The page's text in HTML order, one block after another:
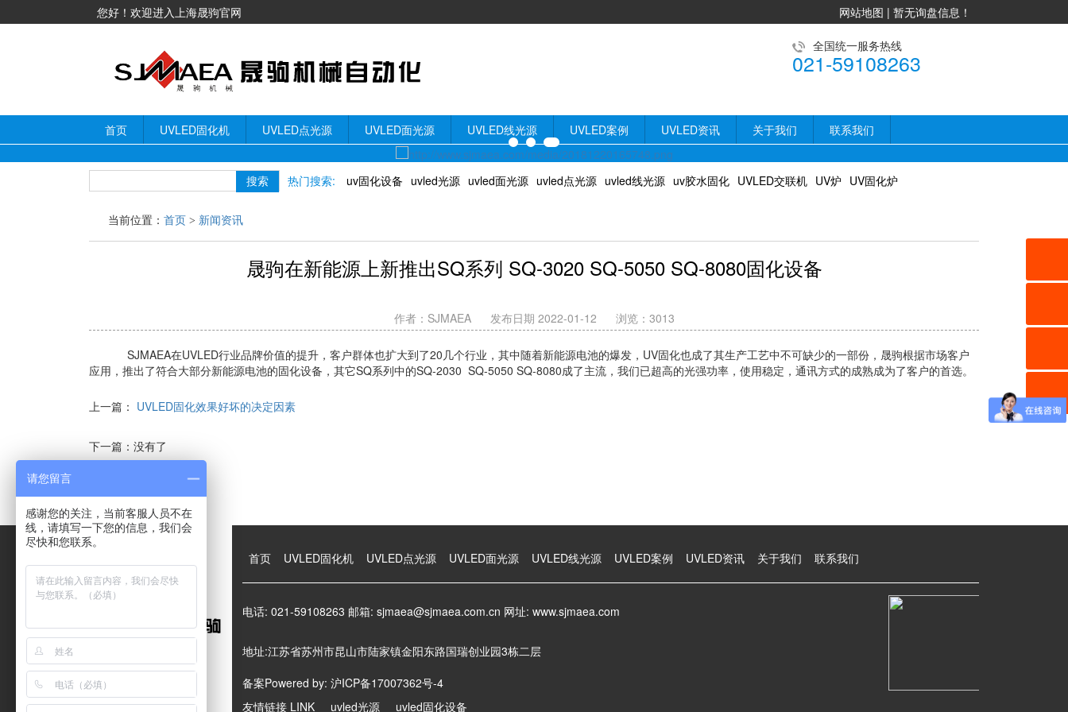
网站地图 | 暂无询盘信息！
您好！欢迎进入上海晟驹官网
全国统一服务热线
021-59108263
首页 UVLED固化机 UVLED点光源 UVLED面光源 UVLED线光源 UVLED案例 UVLED资讯 关于我们 联系我们
热门搜索: uv固化设备 uvled光源 uvled面光源 uvled点光源 uvled线光源 uv胶水固化 UVLED交联机 UV炉 UV固化炉
当前位置： 首页 > 新闻资讯
晟驹在新能源上新推出SQ系列 SQ-3020 SQ-5050 SQ-8080固化设备
作者：SJMAEA 发布日期 2022-01-12 浏览： 3013
SJMAEA在UVLED行业品牌价值的提升，客户群体也扩大到了20几个行业，其中随着新能源电池的爆发，UV固化也成了其生产工艺中不可缺少的一部份，晟驹根据市场客户
应用，推出了符合大部分新能源电池的固化设备，其它SQ系列中的SQ-2030 SQ-5050 SQ-8080成了主流，我们已超高的光强功率，使用稳定，通讯方式的成熟成为了客户的首选。
上一篇： UVLED固化效果好坏的决定因素
下一篇：没有了
首页 UVLED固化机 UVLED点光源 UVLED面光源 UVLED线光源 UVLED案例 UVLED资讯 关于我们 联系我们
电话: 021-59108263 邮箱: sjmaea@sjmaea.com.cn 网址: www.sjmaea.com
地址:江苏省苏州市昆山市陆家镇金阳东路国瑞创业园3栋二层
备案Powered by: 沪ICP备17007362号-4
友情链接 LINK
uvled光源 uvled固化设备
请您留言
感谢您的关注，当前客服人员不在
线，请填写一下您的信息，我们会
尽快和您联系。